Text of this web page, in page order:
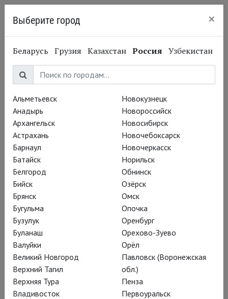
Джошуа Сильвер
Joshua Silver
Актёр
Постановки
Глобус: Сон в летнюю ночь
Выберите город ×
Беларусь Грузия Казахстан Россия Узбекистан
Альметьевск
Анадырь
Архангельск
Астрахань
Барнаул
Батайск
Белгород
Бийск
Брянск
Бугульма
Бузулук
Буланаш
Валуйки
Великий Новгород
Верхний Тагил
Верхняя Тура
Владивосток
Новокузнецк
Новороссийск
Новосибирск
Новочебоксарск
Новочеркасск
Норильск
Обнинск
Озёрск
Омск
Опочка
Оренбург
Орехово-Зуево
Орёл
Павловск (Воронежская
обл.)
Пенза
Первоуральск